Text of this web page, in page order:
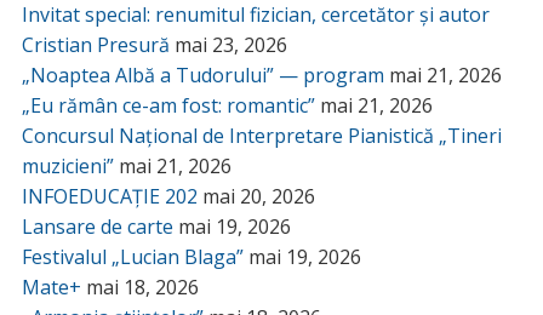
Invitat special: renumitul fizician, cercetător și autor
Cristian Presură mai 23, 2026
„Noaptea Albă a Tudorului” — program mai 21, 2026
„Eu rămân ce-am fost: romantic” mai 21, 2026
Concursul Național de Interpretare Pianistică „Tineri
muzicieni” mai 21, 2026
INFOEDUCAȚIE 202 mai 20, 2026
Lansare de carte mai 19, 2026
Festivalul „Lucian Blaga” mai 19, 2026
Mate+ mai 18, 2026